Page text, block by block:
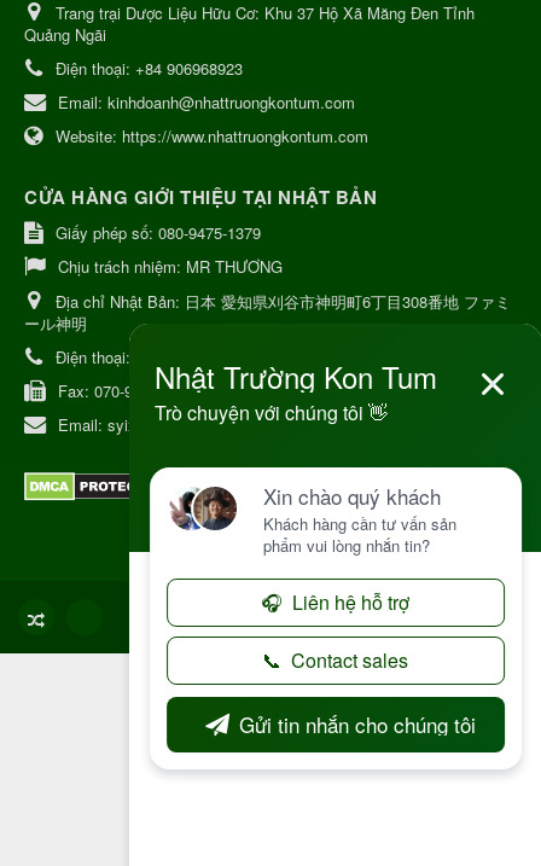
Trang trại Dược Liệu Hữu Cơ: Khu 37 Hộ Xã Măng Đen Tỉnh
Quảng Ngãi
Điện thoại: +84 906968923
Email: kinhdoanh@nhattruongkontum.com
Website: https://www.nhattruongkontum.com
CỬA HÀNG GIỚI THIỆU TẠI NHẬT BẢN
Giấy phép số: 080-9475-1379
Chịu trách nhiệm: MR THƯƠNG
Địa chỉ Nhật Bản: 日本 愛知県刈谷市神明町6丁目308番地 ファミ
ール神明
Điện thoại:
Fax: 070-9178-7979
Email: syixl13029@yahoo.co.jp